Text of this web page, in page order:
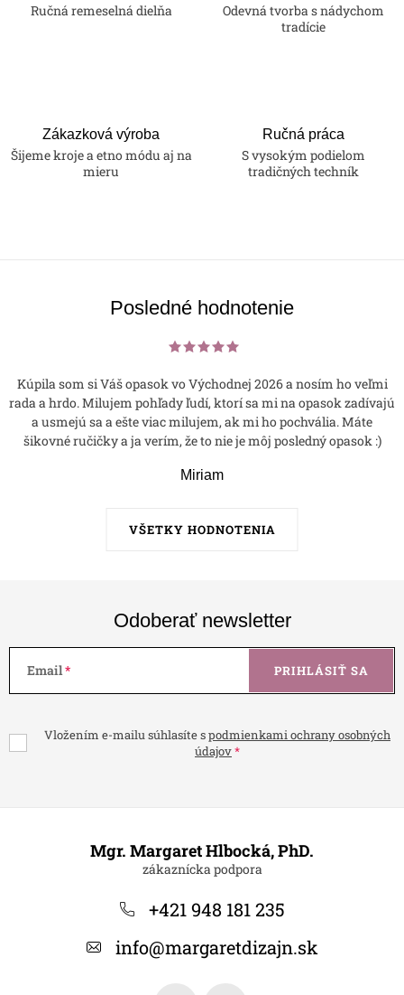
Ručná remeselná dielňa
Odevná tvorba s nádychom
tradície
Zákazková výroba
Šijeme kroje a etno módu aj na
mieru
Ručná práca
S vysokým podielom
tradičných techník
Posledné hodnotenie
VŠETKY HODNOTENIA
Kúpila som si Váš opasok vo Východnej 2026 a nosím ho veľmi
rada a hrdo. Milujem pohľady ľudí, ktorí sa mi na opasok zadívajú
a usmejú sa a ešte viac milujem, ak mi ho pochvália. Máte
šikovné ručičky a ja verím, že to nie je môj posledný opasok :)
Miriam
Odoberať newsletter
Email
Vložením e-mailu súhlasíte spodmienkami ochrany osobných
údajov
PRIHLÁSIŤ SA
Mgr. Margaret Hlbocká, PhD.
+421 948 181 235
info@margaretdizajn.sk